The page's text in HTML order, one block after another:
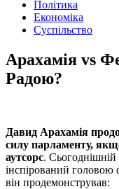
Політика
Економіка
Суспільство
Арахамія vs
Радою?
Давид Арахамія
силу парламенту,
аутсорс.
інспірований
він продемонстрував: